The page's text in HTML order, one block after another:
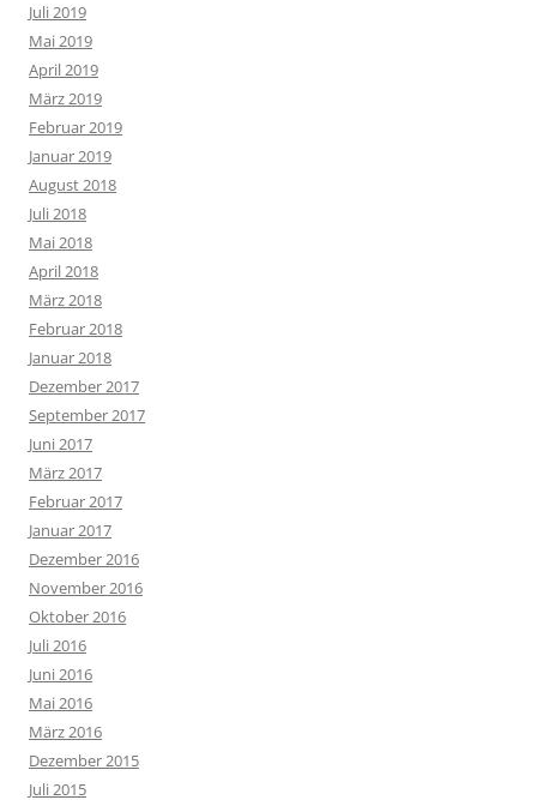
Juli 2019
Mai 2019
April 2019
März 2019
Februar 2019
Januar 2019
August 2018
Juli 2018
Mai 2018
April 2018
März 2018
Februar 2018
Januar 2018
Dezember 2017
September 2017
Juni 2017
März 2017
Februar 2017
Januar 2017
Dezember 2016
November 2016
Oktober 2016
Juli 2016
Juni 2016
Mai 2016
März 2016
Dezember 2015
Juli 2015